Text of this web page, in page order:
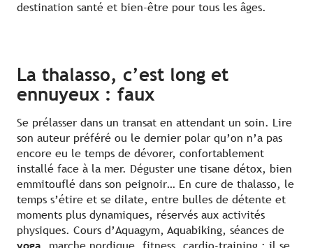
destination santé et bien-être pour tous les âges.
La thalasso, c’est long et
ennuyeux : faux
Se prélasser dans un transat en attendant un soin. Lire
son auteur préféré ou le dernier polar qu’on n’a pas
encore eu le temps de dévorer, confortablement
installé face à la mer. Déguster une tisane détox, bien
emmitouflé dans son peignoir… En cure de thalasso, le
temps s’étire et se dilate, entre bulles de détente et
moments plus dynamiques, réservés aux activités
physiques. Cours d’Aquagym, Aquabiking, séances de